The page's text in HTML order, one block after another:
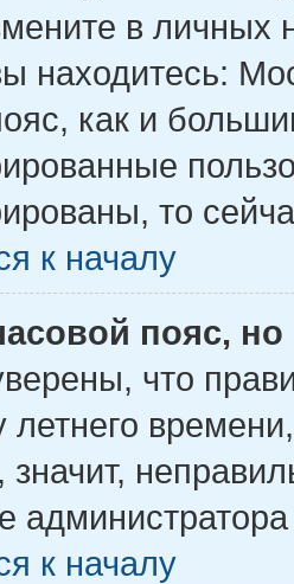
в личных
находитесь:
как и
то
к началу
пояс,
что
летнего
значит,
к началу